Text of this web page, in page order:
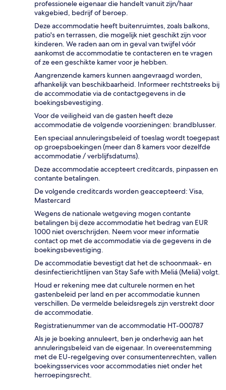
professionele eigenaar die handelt vanuit zijn/haar
vakgebied, bedrijf of beroep.
Deze accommodatie heeft buitenruimtes, zoals balkons,
patio's en terrassen, die mogelijk niet geschikt zijn voor
kinderen. We raden aan om in geval van twijfel vóór
aankomst de accommodatie te contacteren en te vragen
of ze een geschikte kamer voor je hebben.
Aangrenzende kamers kunnen aangevraagd worden,
afhankelijk van beschikbaarheid. Informeer rechtstreeks bij
de accommodatie via de contactgegevens in de
boekingsbevestiging.
Voor de veiligheid van de gasten heeft deze
accommodatie de volgende voorzieningen: brandblusser.
Een speciaal annuleringsbeleid of toeslag wordt toegepast
op groepsboekingen (meer dan 8 kamers voor dezelfde
accommodatie / verblijfsdatums).
Deze accommodatie accepteert creditcards, pinpassen en
contante betalingen.
De volgende creditcards worden geaccepteerd: Visa,
Mastercard
Wegens de nationale wetgeving mogen contante
betalingen bij deze accommodatie het bedrag van EUR
1000 niet overschrijden. Neem voor meer informatie
contact op met de accommodatie via de gegevens in de
boekingsbevestiging.
De accommodatie bevestigt dat het de schoonmaak- en
desinfectierichtlijnen van Stay Safe with Meliá (Meliá) volgt.
Houd er rekening mee dat culturele normen en het
gastenbeleid per land en per accommodatie kunnen
verschillen. De vermelde beleidsregels zijn verstrekt door
de accommodatie.
Registratienummer van de accommodatie HT-000787
Als je je boeking annuleert, ben je onderhevig aan het
annuleringsbeleid van de eigenaar. In overeenstemming
met de EU-regelgeving over consumentenrechten, vallen
boekingsservices voor accommodaties niet onder het
herroepingsrecht.